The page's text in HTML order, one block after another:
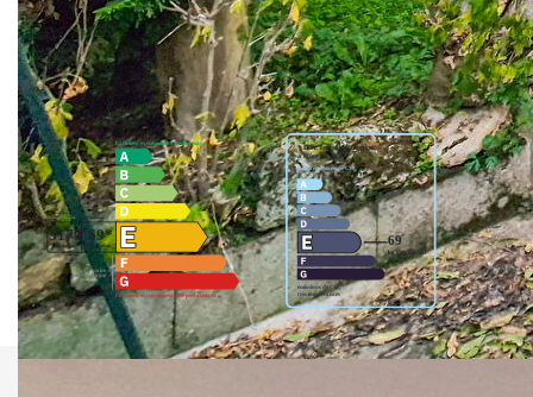
Nos honoraires Nous contacter
Diagnostics énergétiques